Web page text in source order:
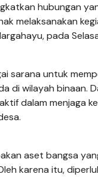
hubungan
melaksanakan
pada
sarana untuk
di wilayah binaan.
dalam menjaga
aset bangsa
karena itu,